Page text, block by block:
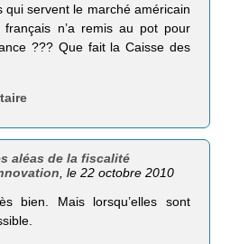
qui servent le marché américain
n’a remis au pot pour
??? Que fait la Caisse des
aléas de la fiscalité
, le 22 octobre 2010
bien. Mais lorsqu’elles sont